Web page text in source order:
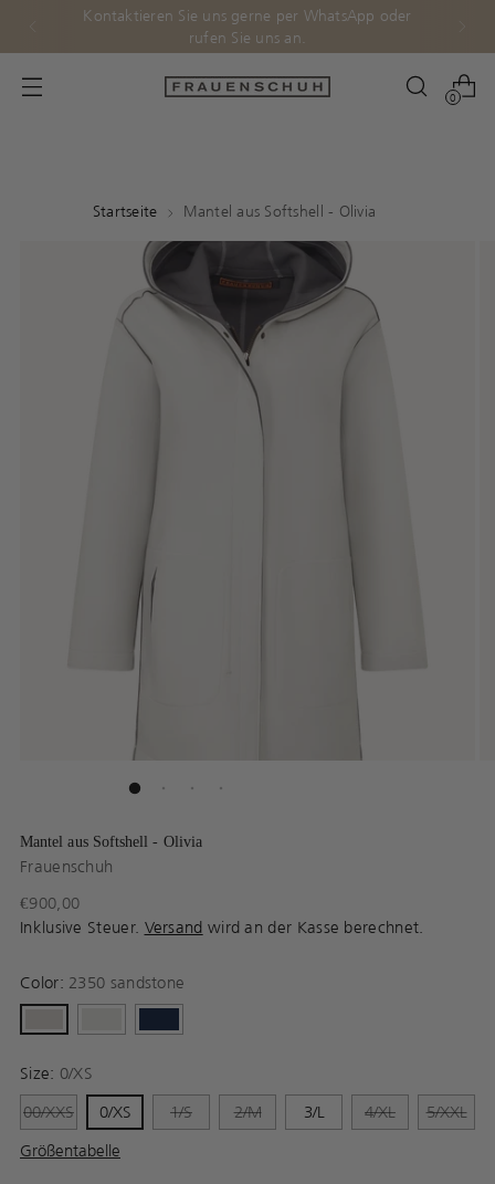
Kostenloser Versand & Rückversand nach
Deutschland und Österreich.
0
Startseite Mantel aus Softshell - Olivia
Mantel aus Softshell - Olivia
Frauenschuh
Regulärer
Preis
€900,00
Inklusive Steuer. Versand wird an der Kasse berechnet.
Color: 2350 sandstone
Size: 0/XS
00/XXS
0/XS 1/S 2/M 3/L 4/XL
5/XXL
Größentabelle